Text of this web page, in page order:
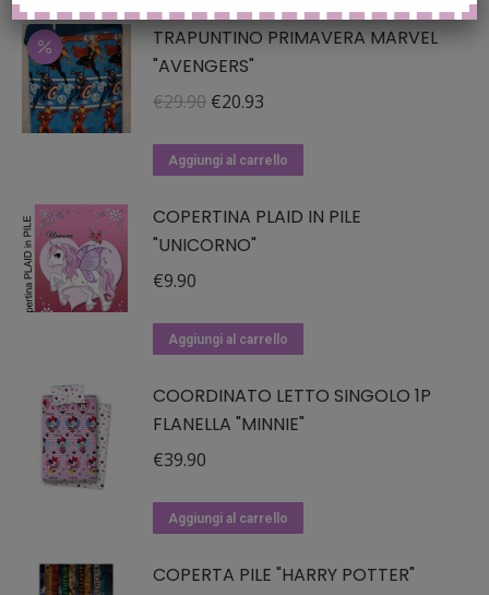
TRAPUNTINO PRIMAVERA MARVEL
"AVENGERS"
€29.90 Il
originale
€29.90.
€20.93
attuale
€20.93.
Aggiungi al carrello
COPERTINA PLAID IN PILE
"UNICORNO"
€9.90
Aggiungi al carrello
COORDINATO LETTO SINGOLO 1P
FLANELLA "MINNIE"
€39.90
Aggiungi al carrello
COPERTA PILE "HARRY POTTER"